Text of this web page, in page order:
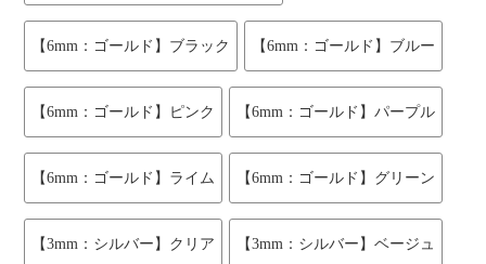
【6mm：ゴールド】ブラック 【6mm：ゴールド】ブルー
【6mm：ゴールド】ピンク 【6mm：ゴールド】パープル
【6mm：ゴールド】ライム 【6mm：ゴールド】グリーン
【3mm：シルバー】クリア 【3mm：シルバー】ベージュ